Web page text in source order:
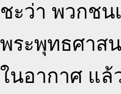
ชะว่า พวกชน
พระพุทธศาส
ในอากาศ แล้